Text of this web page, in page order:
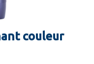
couleur